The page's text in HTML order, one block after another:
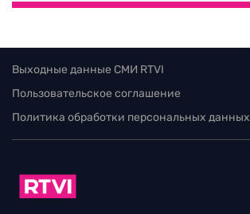
Выходные данные СМИ RTVI
Пользовательское соглашение
Политика обработки персональных данных